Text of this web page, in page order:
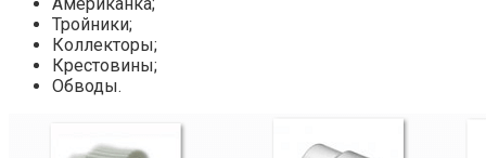
Американка;
Тройники;
Коллекторы;
Крестовины;
Обводы.